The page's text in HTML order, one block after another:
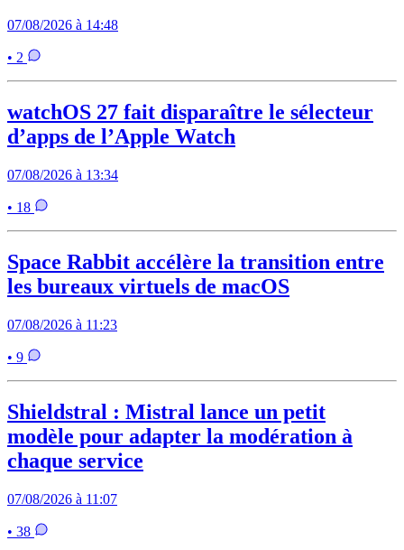
07/08/2026 à 14:48
• 2
watchOS 27 fait disparaître le sélecteur
d’apps de l’Apple Watch
07/08/2026 à 13:34
• 18
Space Rabbit accélère la transition entre
les bureaux virtuels de macOS
07/08/2026 à 11:23
• 9
Shieldstral : Mistral lance un petit
modèle pour adapter la modération à
chaque service
07/08/2026 à 11:07
• 38